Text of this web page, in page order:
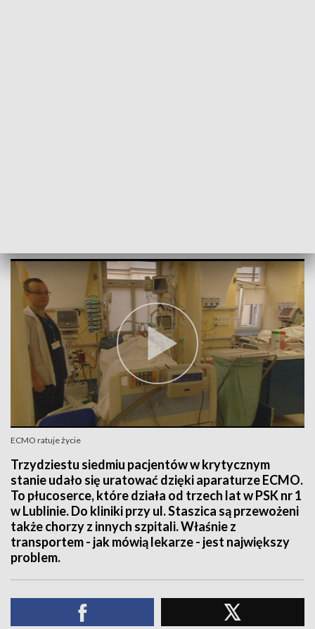
ECMO ratuje życie
Trzydziestu siedmiu pacjentów w krytycznym
stanie udało się uratować dzięki aparaturze ECMO.
To płucoserce, które działa od trzech lat w PSK nr 1
w Lublinie. Do kliniki przy ul. Staszica są przewożeni
także chorzy z innych szpitali. Właśnie z
transportem - jak mówią lekarze - jest największy
problem.